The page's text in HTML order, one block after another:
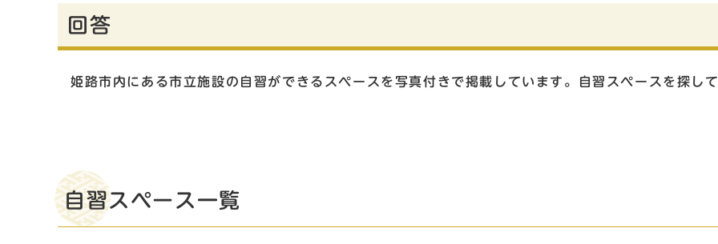
回答
姫路市内にある市立施設の自習ができるスペースを写真付きで掲載しています。自習スペースを探し
自習スペース一覧